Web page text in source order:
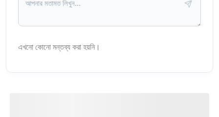
এখনো কোনো মন্তব্য করা হয়নি।